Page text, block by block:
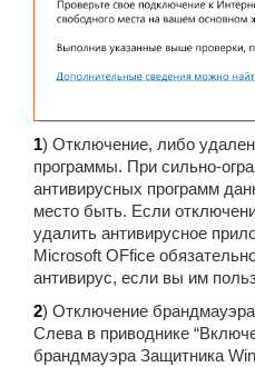
1) Отключение, либо
программы. При сильно-
антивирусных программ
место быть. Если
удалить антивирусное
Microsoft OFfice
антивирус, если вы им
2) Отключение
Слева в приводнике
брандмауэра Защитника